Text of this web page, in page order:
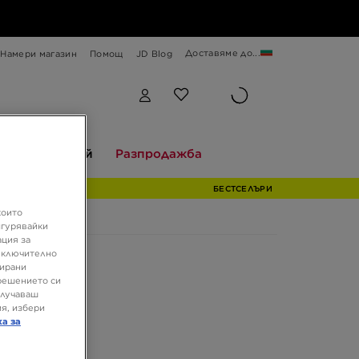
Намери магазин Помощ JD Blog Доставяме до...
Разгледай Разпродажба
БЕСТСЕЛЪРИ
за
си
избери
за